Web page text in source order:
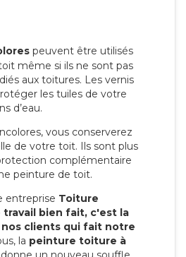
peuvent être utilisés
même si ils ne sont pas
aux toitures. Les vernis
les tuiles de votre
d’eau.
vous conserverez
de votre toit. Ils sont plus
complémentaire
peinture de toit.
entreprise Toiture
travail bien fait, c'est la
clients qui fait notre
la peinture toiture à